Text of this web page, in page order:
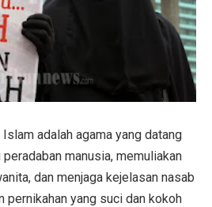
Islam adalah agama yang datang
manusia, memuliakan
dan menjaga kejelasan nasab
pernikahan yang suci dan kokoh